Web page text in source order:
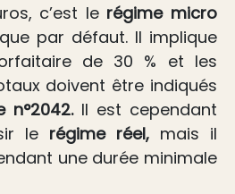
c’est lerégime micro
par défaut. Il implique
de 30 % et les
doivent être indiqués
n°2042.Il est cependant
le régime réel, mais il
une durée minimale